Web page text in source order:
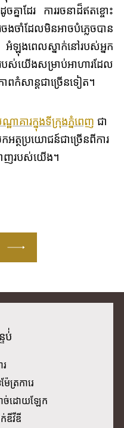
នាដែរ ការរចនាដ៏ឥតខ្ចោះ
ចាំដែលមិនអាចបំភ្លេចបាន
អំឡុងពេលស្នាក់នៅរបស់អ្នក
បស់យើងសម្រាប់អាហារដែល
កំសាន្តជាច្រើនទៀត។
ាគារក្នុងទីក្រុងភ្នំពេញ ជា
ប្រយោជន៍ជាច្រើនពីការ
ាញរបស់យើង។
ទប់់
ត្រការេ
ាច់ដោយឡែក
ឌីវីឌី